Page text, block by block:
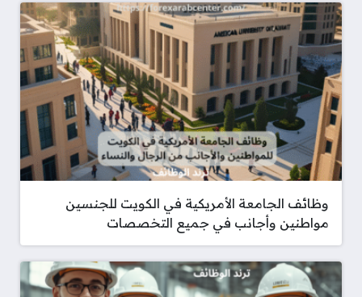
وظائف الجامعة الأمريكية في الكويت للجنسين
مواطنين وأجانب في جميع التخصصات